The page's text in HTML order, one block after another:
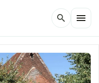
search menu